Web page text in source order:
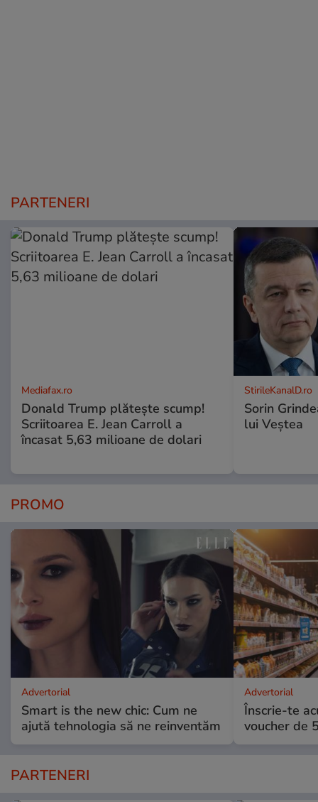
PARTENERI
Mediafax.ro
Donald Trump plătește scump!
Scriitoarea E. Jean Carroll a
încasat 5,63 milioane de dolari
StirileKanalD.ro
Sorin
lui Veștea
PROMO
Advertorial
Smart is the new chic: Cum ne
ajută tehnologia să ne reinventăm
Advertorial
Înscrie-te
voucher de
PARTENERI